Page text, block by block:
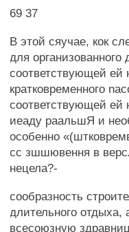
69 37
В этой сяучае, кок
для
соответствующей ей
кратковременного
соответствующей ей
иеаду раальшЯ и
особенно
сс зшшювення в
нецела?-
сообразность
длительного
всесоюзную